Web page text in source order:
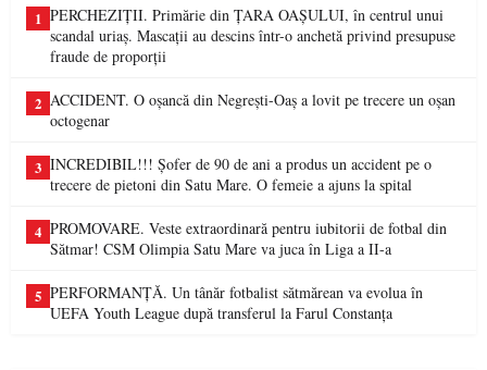
1 PERCHEZIȚII. Primărie din ȚARA OAȘULUI, în centrul unui
scandal uriaș. Mascații au descins într-o anchetă privind presupuse
fraude de proporții
2 ACCIDENT. O oșancă din Negrești-Oaș a lovit pe trecere un oșan
octogenar
3 INCREDIBIL!!! Șofer de 90 de ani a produs un accident pe o
trecere de pietoni din Satu Mare. O femeie a ajuns la spital
4 PROMOVARE. Veste extraordinară pentru iubitorii de fotbal din
Sătmar! CSM Olimpia Satu Mare va juca în Liga a II-a
5 PERFORMANȚĂ. Un tânăr fotbalist sătmărean va evolua în
UEFA Youth League după transferul la Farul Constanța